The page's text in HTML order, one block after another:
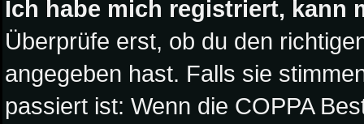
Ich habe mich registriert, kann
Überprüfe erst, ob du den
angegeben hast. Falls sie
passiert ist: Wenn die COPPA